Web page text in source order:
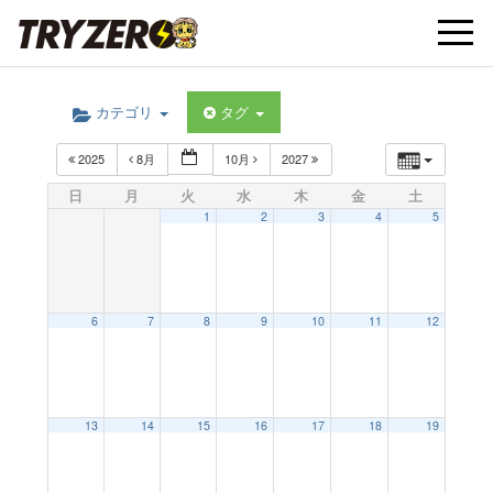
t
カテゴリ タグ
2025 8月 10月 2027
日 月 火 水 木 金 土
1 2 3 4 5
6 7 8 9 10 11 12
13 14 15 16 17 18 19